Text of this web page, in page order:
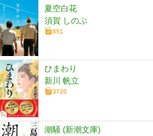
夏空白花
須賀 しのぶ
851
ひまわり
新川 帆立
3720
潮騒 (新潮文庫)